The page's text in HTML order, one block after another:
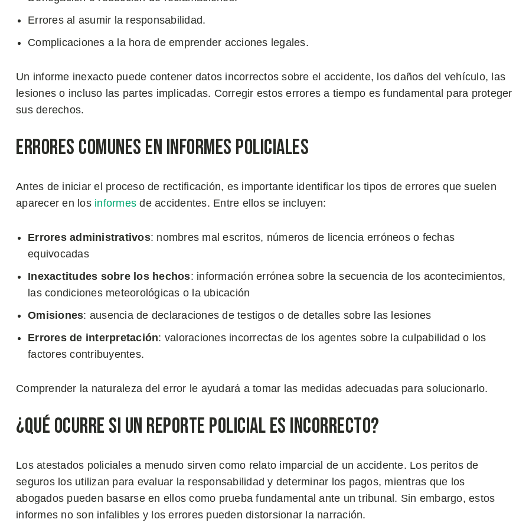
Errores al asumir la responsabilidad.
Complicaciones a la hora de emprender acciones legales.
Un informe inexacto puede contener datos incorrectos sobre el accidente, los daños del vehículo, las
lesiones o incluso las partes implicadas. Corregir estos errores a tiempo es fundamental para proteger
sus derechos.
Errores Comunes en Informes Policiales
Antes de iniciar el proceso de rectificación, es importante identificar los tipos de errores que suelen
aparecer en los informes de accidentes. Entre ellos se incluyen:
Errores administrativos: nombres mal escritos, números de licencia erróneos o fechas
equivocadas
Inexactitudes sobre los hechos: información errónea sobre la secuencia de los acontecimientos,
las condiciones meteorológicas o la ubicación
Omisiones: ausencia de declaraciones de testigos o de detalles sobre las lesiones
Errores de interpretación: valoraciones incorrectas de los agentes sobre la culpabilidad o los
factores contribuyentes.
Comprender la naturaleza del error le ayudará a tomar las medidas adecuadas para solucionarlo.
¿Qué Ocurre si un Reporte Policial es Incorrecto?
Los atestados policiales a menudo sirven como relato imparcial de un accidente. Los peritos de
seguros los utilizan para evaluar la responsabilidad y determinar los pagos, mientras que los
abogados pueden basarse en ellos como prueba fundamental ante un tribunal. Sin embargo, estos
informes no son infalibles y los errores pueden distorsionar la narración.